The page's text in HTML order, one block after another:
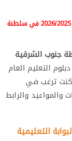
رابط تقديم طلب مراجعة امتحانات دبلوم التعليم العام 2026/2025 في سلطنة
جنوب الشرقية
التعليم العام
الدراسي 2025 / 2026. إذا كنت ترغب في
والمواعيد والرابط
التعليمية